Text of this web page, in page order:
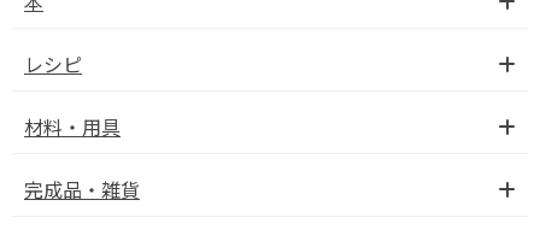
レシピ
材料・用具
完成品・雑貨